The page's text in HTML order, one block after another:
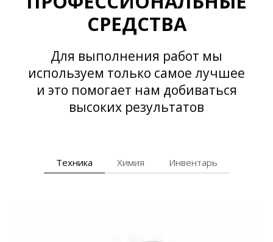
СРЕДСТВА
Для выполнения работ мы
используем только самое лучшее
и это помогает нам добиваться
высоких результатов
Техника Химия Инвентарь